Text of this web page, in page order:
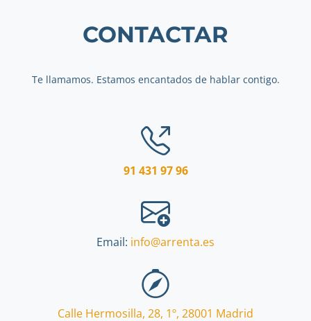
CONTACTAR
Te llamamos. Estamos encantados de hablar contigo.
91 431 97 96
Email: info@arrenta.es
Calle Hermosilla, 28, 1º, 28001 Madrid